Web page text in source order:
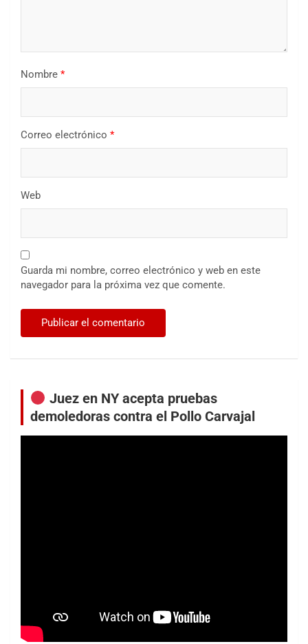
Nombre *
Correo electrónico *
Web
Guarda mi nombre, correo electrónico y web en este
navegador para la próxima vez que comente.
Juez en NY acepta pruebas
demoledoras contra el Pollo Carvajal